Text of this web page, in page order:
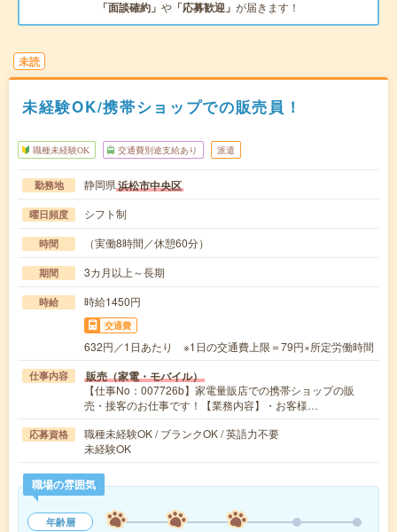
「面談確約」 や 「応募歓迎」 が届きます！
未読
未経験OK/携帯ショップでの販売員！
職種未経験OK 交通費別途支給あり 派遣
勤務地 静岡県浜松市中央区
曜日頻度 シフト制
時間 （実働8時間／休憩60分）
期間 3カ月以上～長期
時給 時給1450円
交通費
632円／1日あたり ※1日の交通費上限＝79円×所定労働時間
仕事内容 販売（家電・モバイル）
【仕事No：007726b】家電量販店での携帯ショップの販
売・接客のお仕事です！【業務内容】・お客様…
応募資格
職種未経験OK / ブランクOK / 英語力不要
未経験OK
職場の雰囲気
年齢層